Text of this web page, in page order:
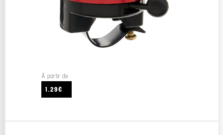
À partir de
1.29€